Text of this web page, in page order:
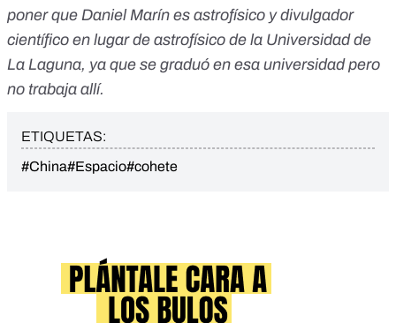
poner que Daniel Marín es astrofísico y divulgador
científico en lugar de astrofísico de la Universidad de
La Laguna, ya que se graduó en esa universidad pero
no trabaja allí.
ETIQUETAS:
#China#Espacio#cohete